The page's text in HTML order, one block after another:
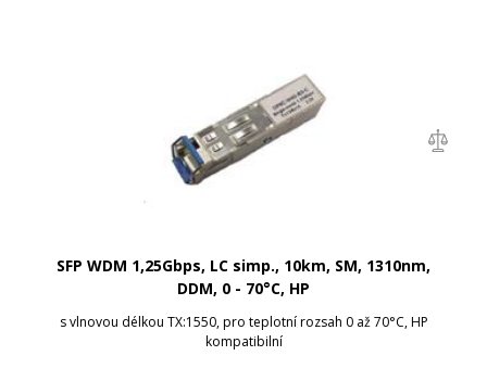
SFP WDM 1,25Gbps, LC simp., 10km, SM, 1310nm,
DDM, 0 - 70°C, HP
s vlnovou délkou TX:1550, pro teplotní rozsah 0 až 70°C, HP
kompatibilní